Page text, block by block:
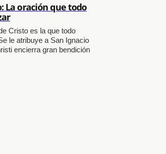
La oración que todo
Cristo es la que todo
le atribuye a San Ignacio
encierra gran bendición